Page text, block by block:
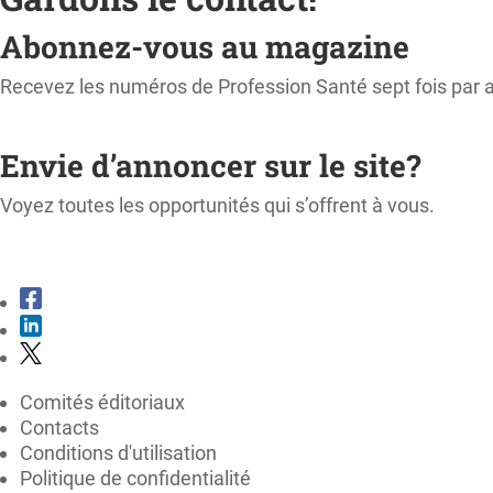
Abonnez-vous au magazine
Recevez les numéros de Profession Santé sept fois par
Envie d’annoncer sur le site?
Voyez toutes les opportunités qui s’offrent à vous.
Comités éditoriaux
Contacts
Conditions d'utilisation
Politique de confidentialité